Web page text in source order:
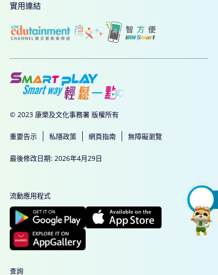
實用連結
© 2023 康樂及文化事務署 版權所有
重要告示 私隱政策 網頁指南 無障礙瀏覽
最後修改日期: 2026年4月29日
流動應用程式
查詢